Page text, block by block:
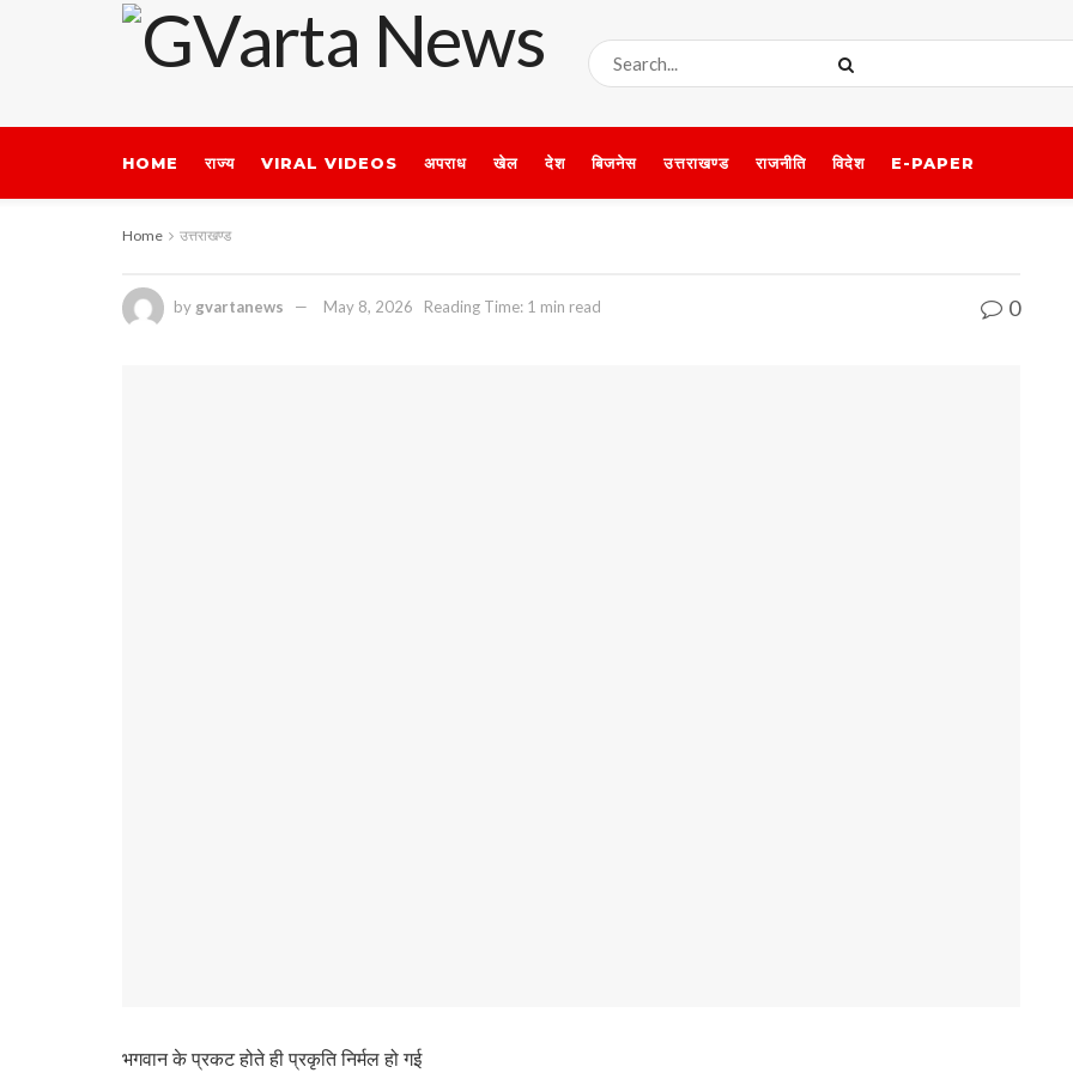
HOME राज्य VIRAL VIDEOS अपराध खेल देश बिजनेस उत्तराखण्ड राजनीति विदेश E-PAPER
Home उत्तराखण्ड
by gvartanews May 8, 2026 Reading Time: 1 min read 0
भगवान के प्रकट होते ही प्रकृति निर्मल हो गई